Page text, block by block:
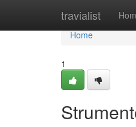
travialist
Home
Home
1